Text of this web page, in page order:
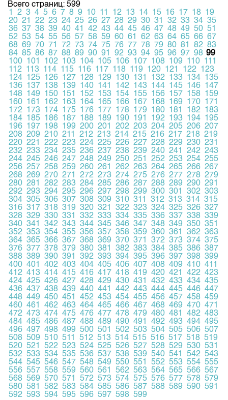
Всего страниц: 599
1
2 3 4 5 6 7 8 9 10 11 12 13 14 15 16 17 18 19
20 21 22 23 24 25 26 27 28 29 30 31 32 33 34 35
36 37 38 39 40 41 42 43 44 45 46 47 48 49 50 51
52 53 54 55 56 57 58 59 60 61 62 63 64 65 66 67
68 69 70 71 72 73 74 75 76 77 78 79 80 81 82 83
84 85 86 87 88 89 90 91 92 93 94 95 96 97 98 99
100 101 102 103 104 105 106 107 108 109 110 111
112 113 114 115 116 117 118 119 120 121 122 123
124 125 126 127 128 129 130 131 132 133 134 135
136 137 138 139 140 141 142 143 144 145 146 147
148 149 150 151 152 153 154 155 156 157 158 159
160 161 162 163 164 165 166 167 168 169 170 171
172 173 174 175 176 177 178 179 180 181 182 183
184 185 186 187 188 189 190 191 192 193 194 195
196 197 198 199 200 201 202 203 204 205 206 207
208 209 210 211 212 213 214 215 216 217 218 219
220 221 222 223 224 225 226 227 228 229 230 231
232 233 234 235 236 237 238 239 240 241 242 243
244 245 246 247 248 249 250 251 252 253 254 255
256 257 258 259 260 261 262 263 264 265 266 267
268 269 270 271 272 273 274 275 276 277 278 279
280 281 282 283 284 285 286 287 288 289 290 291
292 293 294 295 296 297 298 299 300 301 302 303
304 305 306 307 308 309 310 311 312 313 314 315
316 317 318 319 320 321 322 323 324 325 326 327
328 329 330 331 332 333 334 335 336 337 338 339
340 341 342 343 344 345 346 347 348 349 350 351
352 353 354 355 356 357 358 359 360 361 362 363
364 365 366 367 368 369 370 371 372 373 374 375
376 377 378 379 380 381 382 383 384 385 386 387
388 389 390 391 392 393 394 395 396 397 398 399
400 401 402 403 404 405 406 407 408 409 410 411
412 413 414 415 416 417 418 419 420 421 422 423
424 425 426 427 428 429 430 431 432 433 434 435
436 437 438 439 440 441 442 443 444 445 446 447
448 449 450 451 452 453 454 455 456 457 458 459
460 461 462 463 464 465 466 467 468 469 470 471
472 473 474 475 476 477 478 479 480 481 482 483
484 485 486 487 488 489 490 491 492 493 494 495
496 497 498 499 500 501 502 503 504 505 506 507
508 509 510 511 512 513 514 515 516 517 518 519
520 521 522 523 524 525 526 527 528 529 530 531
532 533 534 535 536 537 538 539 540 541 542 543
544 545 546 547 548 549 550 551 552 553 554 555
556 557 558 559 560 561 562 563 564 565 566 567
568 569 570 571 572 573 574 575 576 577 578 579
580 581 582 583 584 585 586 587 588 589 590 591
592 593 594 595 596 597 598 599